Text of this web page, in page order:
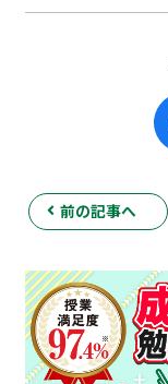
前の記事へ